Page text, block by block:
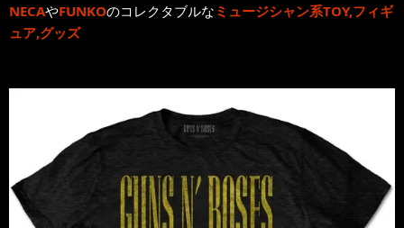
NECAやFUNKOのコレクタブルな ミュージシャン系TOY,フィギ
ュア,グッズ